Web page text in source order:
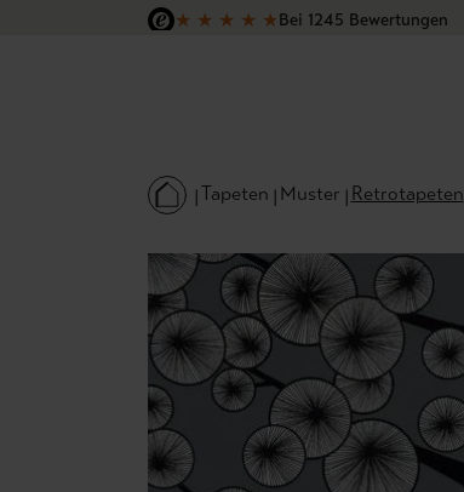
Hauptinhalt springen
Zur Suche springen
Zur Hauptnavigation springen
★ ★ ★ ★ ★Bei 1245 Bewertungen
Tapeten Muster Retrotapeten